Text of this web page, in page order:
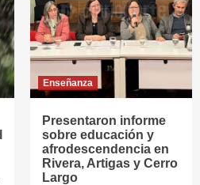
Enseñanza
Presentaron informe
sobre educación y
afrodescendencia en
Rivera, Artigas y Cerro
Largo